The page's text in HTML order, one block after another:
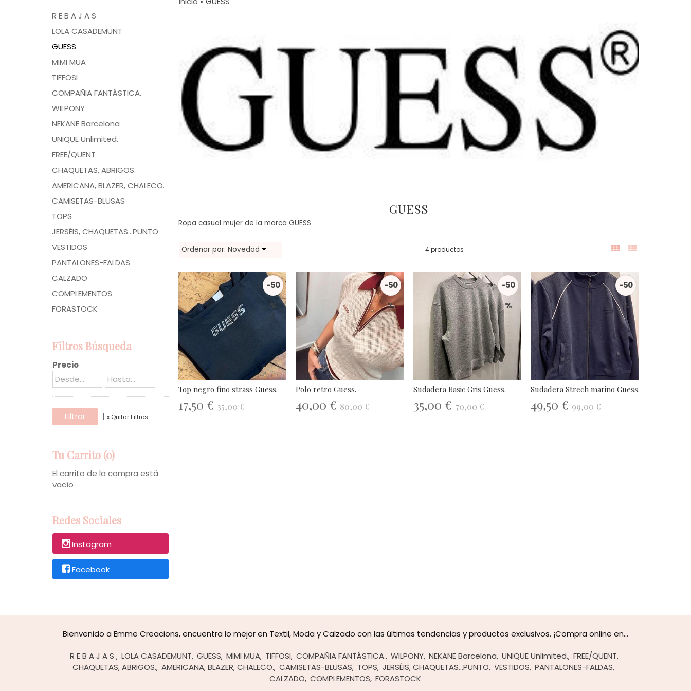
R E B A J A S
LOLA CASADEMUNT
GUESS
MIMI MUA
TIFFOSI
COMPAÑIA FANTÁSTICA.
WILPONY
NEKANE Barcelona
UNIQUE Unlimited.
FREE/QUENT
CHAQUETAS, ABRIGOS.
AMERICANA, BLAZER, CHALECO.
CAMISETAS-BLUSAS
TOPS
JERSÉIS, CHAQUETAS...PUNTO
VESTIDOS
PANTALONES-FALDAS
CALZADO
COMPLEMENTOS
FORASTOCK
Filtros Búsqueda
Precio
| x Quitar Filtros
Tu Carrito (0)
El carrito de la compra está
vacío
Redes Sociales
Instagram
Facebook
GUESS
Ropa casual mujer de la marca GUESS
Ordenar por: Novedad 4 productos
-50
%
Top negro fino strass Guess.
17,50 € 35,00 €
-50
%
Polo retro Guess.
40,00 €80,00 €
-50
%
Sudadera Basic Gris Guess.
35,00 € 70,00 €
-50
%
Sudadera Strech marino Guess.
49,50 €99,00 €
Bienvenido a Emme Creacions, encuentra lo mejor en Textil, Moda y Calzado con las últimas tendencias y productos exclusivos. ¡Compra online en...
R E B A J A S LOLA CASADEMUNT GUESS MIMI MUA TIFFOSI COMPAÑIA FANTÁSTICA. WILPONY NEKANE Barcelona UNIQUE Unlimited. FREE/QUENT
CHAQUETAS, ABRIGOS. AMERICANA, BLAZER, CHALECO. CAMISETAS-BLUSAS TOPS JERSÉIS, CHAQUETAS...PUNTO VESTIDOS PANTALONES-FALDAS
CALZADO COMPLEMENTOS FORASTOCK